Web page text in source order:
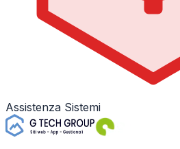
Assistenza Sistemi